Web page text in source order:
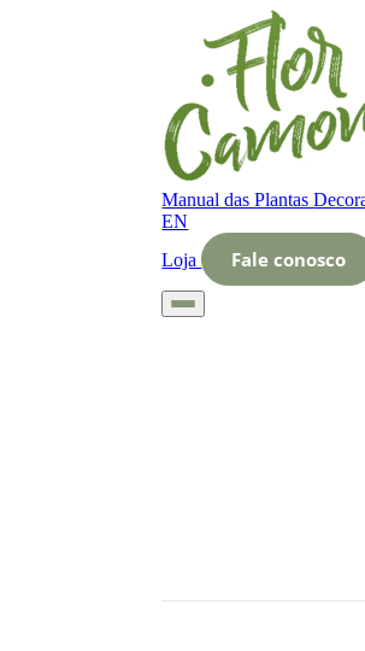
Manual das Plantas
EN
Loja
Fale conosco